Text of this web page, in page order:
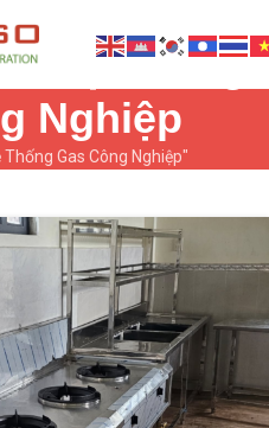
Hệ Thống
Nghiệp
Gas Công Nghiệp"